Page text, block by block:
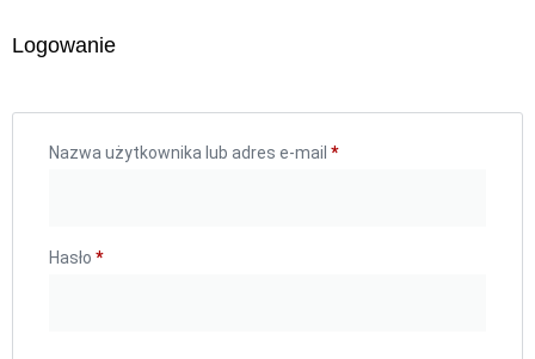
Logowanie
Nazwa użytkownika lub adres e-mail *
Hasło *